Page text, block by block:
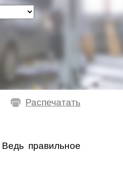
Распечатать
правильное